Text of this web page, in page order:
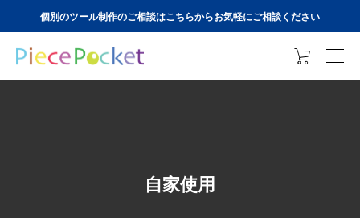
個別のツール制作のご相談はこちらからお気軽にご相談ください

自家使用